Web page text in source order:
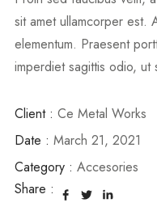
sit amet ullamcorper est.
elementum. Praesent
imperdiet sagittis odio, ut
Client : Ce Metal Works
Date : March 21, 2021
Category : Accesories
Share :